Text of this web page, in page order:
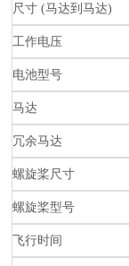
尺寸 (马达到马达)
工作电压
电池型号
马达
冗余马达
螺旋桨尺寸
螺旋桨型号
飞行时间